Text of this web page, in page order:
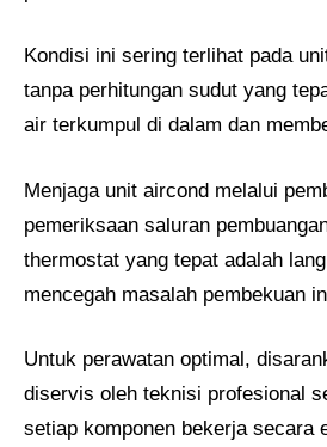
Kondisi ini sering terlihat pada
tanpa perhitungan sudut yang
air terkumpul di dalam dan
Menjaga unit aircond melalui
pemeriksaan saluran
thermostat yang tepat adalah
mencegah masalah pembekuan
Untuk perawatan optimal,
diservis oleh teknisi profesional
setiap komponen bekerja secara